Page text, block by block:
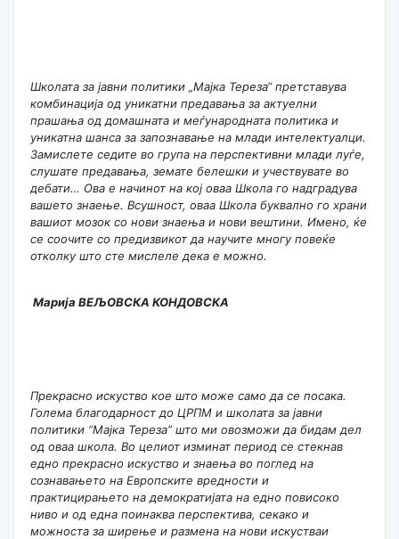
Школата за јавни политики „Мајка Тереза“ претставува
комбинација од уникатни предавања за актуелни
прашања од домашната и меѓународната политика и
уникатна шанса за запознавање на млади интелектуалци.
Замислете седите во група на перспективни млади луѓе,
слушате предавања, земате белешки и учествувате во
дебати… Ова е начинот на кој оваа Школа го надградува
вашето знаење. Всушност, оваа Школа буквално го храни
вашиот мозок со нови знаења и нови вештини. Имено, ќе
се соочите со предизвикот да научите многу повеќе
отколку што сте мислеле дека е можно.
Марија ВЕЉОВСКА КОНДОВСКА
Прекрасно искуство кое што може само да се посака.
Голема благодарност до ЦРПМ и школата за јавни
политики “Мајка Тереза” што ми овозможи да бидам дел
од оваа школа. Во целиот изминат период се стекнав
едно прекрасно искуство и знаења во поглед на
сознавањето на Европските вредности и
практицирањето на демократијата на едно повисоко
ниво и од една поинаква перспектива, секако и
можноста за ширење и размена на нови искустваи